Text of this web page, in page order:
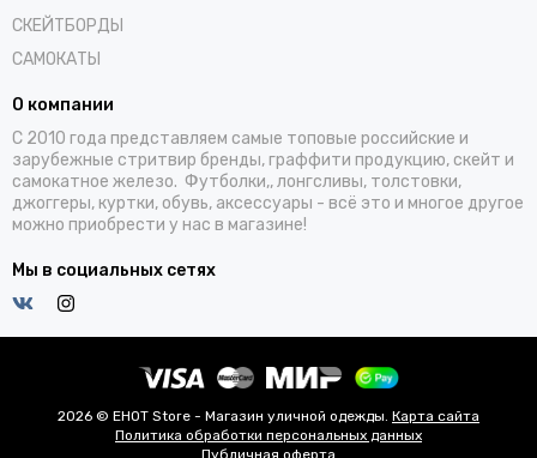
СКЕЙТБОРДЫ
САМОКАТЫ
О компании
С 2010 года представляем самые топовые российские и
зарубежные стритвир бренды, граффити продукцию, скейт и
самокатное железо. Футболки,, лонгсливы, толстовки,
джоггеры, куртки, обувь, аксессуары - всё это и многое другое
можно приобрести у нас в магазине!
Мы в социальных сетях
2026 © EHOT Store - Магазин уличной одежды. Карта сайта
Политика обработки персональных данных
Публичная оферта